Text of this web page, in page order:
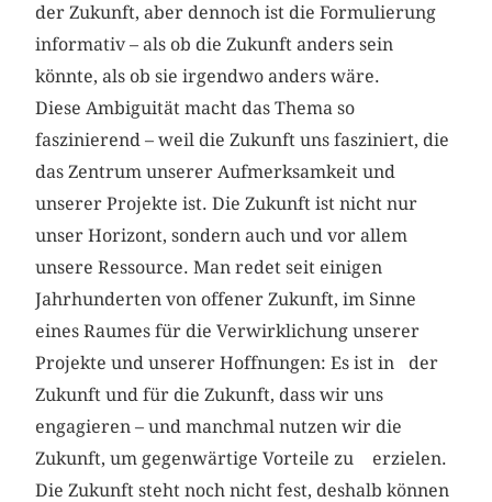
der Zukunft, aber dennoch ist die Formulierung
informativ – als ob die Zukunft anders sein
könnte, als ob sie irgendwo anders wäre.
Diese Ambiguität macht das Thema so
faszinierend – weil die Zukunft uns fasziniert, die
das Zentrum unserer Aufmerksamkeit und
unserer Projekte ist. Die Zukunft ist nicht nur
unser Horizont, sondern auch und vor allem
unsere Ressource. Man redet seit einigen
Jahrhunderten von offener Zukunft, im Sinne
eines Raumes für die Verwirklichung unserer
Projekte und unserer Hoffnungen: Es ist in der
Zukunft und für die Zukunft, dass wir uns
engagieren – und manch­mal nutzen wir die
Zukunft, um gegenwärtige Vorteile zu erzielen.
Die Zukunft steht noch nicht fest, deshalb können